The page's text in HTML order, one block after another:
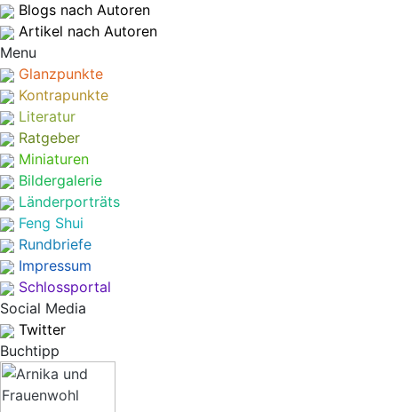
Blogs nach Autoren
Artikel nach Autoren
Menu
Glanzpunkte
Kontrapunkte
Literatur
Ratgeber
Miniaturen
Bildergalerie
Länderporträts
Feng Shui
Rundbriefe
Impressum
Schlossportal
Social Media
Twitter
Buchtipp